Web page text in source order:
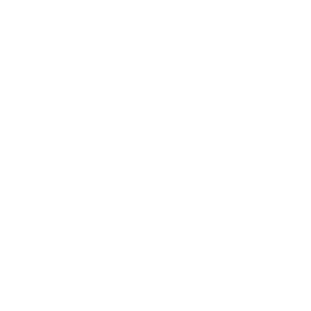
menores (ex: 1%) indicam maior precisão, mas
técnica de soldagem e placa de circuito.
de acordo com as necessidades do projeto.